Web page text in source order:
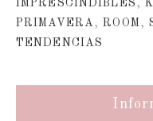
IMPRESCINDIBLES ,
PRIMAVERA,ROOM,
TENDENCIAS